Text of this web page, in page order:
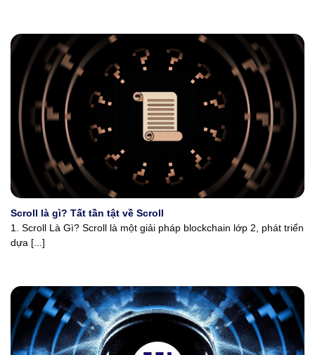
Scroll là gì? Tất tần tật về Scroll
1. Scroll Là Gì? Scroll là một giải pháp blockchain lớp 2, phát triển
dựa [...]